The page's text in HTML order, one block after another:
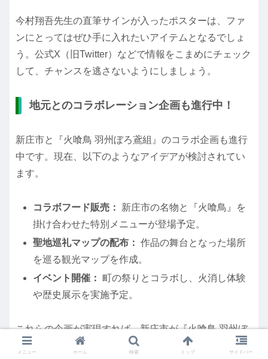
今村翔吾先生の直筆サインが入ったポスターは、ファ
ンにとってはぜひ手に入れたいアイテムとなるでしょ
う。公式X（旧Twitter）などで情報をこまめにチェック
して、チャンスを逃さないようにしましょう。
地元とのコラボレーション企画も進行中！
新庄市と『火喰鳥 羽州ぼろ鳶組』のコラボ企画も進行
中です。現在、以下のようなアイデアが検討されてい
ます。
コラボフード販売：
新庄市の名物と『火喰鳥』を
掛け合わせた特別メニューが登場予定。
聖地巡礼マップの配布： 作品の舞台となった場所
を巡る観光マップを作成。
イベント開催：
町の祭りとコラボし、火消し体験
や歴史展示を実施予定。
これらの企画が実現すれば、新庄市が『火喰鳥 羽州ぼ
ろ鳶組』のファンにとって欠かせないスポットとなる
メニュー ホーム 検索 トップ サイドバー